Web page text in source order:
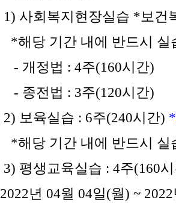
1) 사회복지현장실습 *보건
*해당 기간 내에 반드시 실
- 개정법 : 4주(160시간)
- 종전법 : 3주(120시간)
2) 보육실습 : 6주(240시간)
*해당 기간 내에 반드시 실
3) 평생교육실습 : 4주(160
2022년 04월 04일(월) ~